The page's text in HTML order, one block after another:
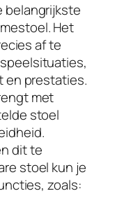
belangrijkste
Het
af te
en prestaties.
met
stoel
dit te
stoel kun je
zoals: